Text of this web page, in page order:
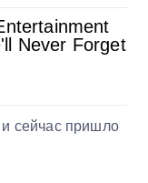
сейчас пришло